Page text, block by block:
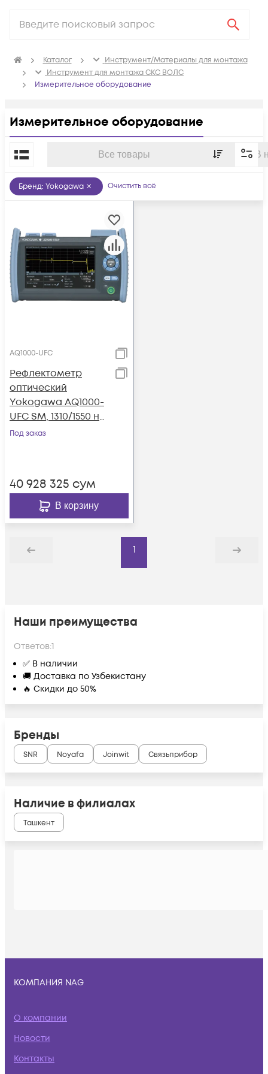
Каталог
Инструмент/Материалы для монтажа
Инструмент для монтажа СКС ВОЛС
Измерительное оборудование
Измерительное оборудование
Все товары В
По популярности
Бренд: Yokogawa Очистить всё
AQ1000-UFC
Рефлектометр
оптический
Yokogawa AQ1000-
UFC SM, 1310/1550 нм,
32/30 дБ, PC, SLS, TS,
Под заказ
40 928 325 сум
В корзину
Назад
1
Дальше
Наши преимущества
Ответов:1
✅ В наличии
🚚 Доставка по Узбекистану
🔥 Скидки до 50%
Бренды
SNR Noyafa Joinwit Связьприбор
Наличие в филиалах
Ташкент
КОМПАНИЯ NAG
О компании
Новости
Контакты